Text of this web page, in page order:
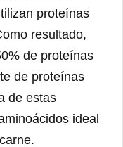
proteínas
resultado,
de proteínas
de proteínas
de estas
ideal